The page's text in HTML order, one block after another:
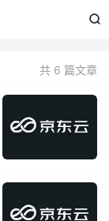

共 6 篇文章